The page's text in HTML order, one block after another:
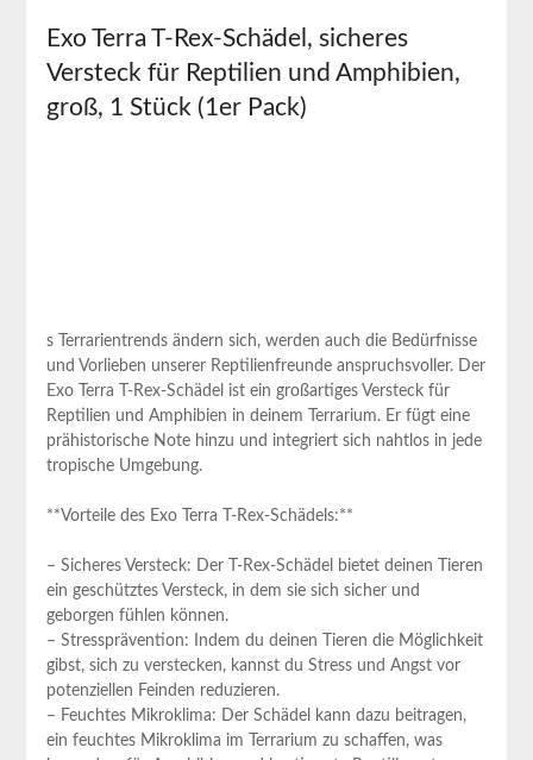
Exo Terra T-Rex-Schädel, sicheres
Versteck für Reptilien und Amphibien,
groß, 1 Stück (1er Pack)
s Terrarientrends ändern sich, werden auch die Bedürfnisse
und Vorlieben unserer Reptilienfreunde anspruchsvoller. Der
Exo Terra T-Rex-Schädel ist ein großartiges Versteck für
Reptilien und Amphibien in deinem Terrarium. Er fügt eine
prähistorische Note hinzu und integriert sich nahtlos in jede
tropische Umgebung.
**Vorteile des Exo Terra T-Rex-Schädels:**
– Sicheres Versteck: Der T-Rex-Schädel bietet deinen Tieren
ein geschütztes Versteck, in dem sie sich sicher und
geborgen fühlen können.
– Stressprävention: Indem du deinen Tieren die Möglichkeit
gibst, sich zu verstecken, kannst du Stress und Angst vor
potenziellen Feinden reduzieren.
– Feuchtes Mikroklima: Der Schädel kann dazu beitragen,
ein feuchtes Mikroklima im Terrarium zu schaffen, was